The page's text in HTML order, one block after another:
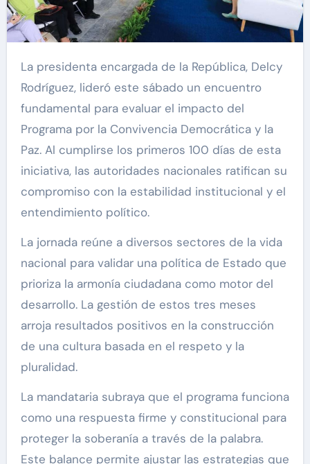
La presidenta encargada de la República, Delcy
Rodríguez, lideró este sábado un encuentro
fundamental para evaluar el impacto del
Programa por la Convivencia Democrática y la
Paz. Al cumplirse los primeros 100 días de esta
iniciativa, las autoridades nacionales ratifican su
compromiso con la estabilidad institucional y el
entendimiento político.
La jornada reúne a diversos sectores de la vida
nacional para validar una política de Estado que
prioriza la armonía ciudadana como motor del
desarrollo. La gestión de estos tres meses
arroja resultados positivos en la construcción
de una cultura basada en el respeto y la
pluralidad.
La mandataria subraya que el programa funciona
como una respuesta firme y constitucional para
proteger la soberanía a través de la palabra.
Este balance permite ajustar las estrategias que